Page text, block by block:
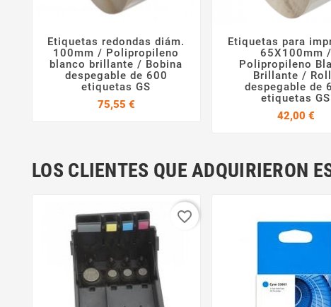
 
Etiquetas redondas diám.
100mm / Polipropileno
blanco brillante / Bobina
despegable de 600
etiquetas GS
75,55 €Precio
 
Etiquetas para
65X100mm /
Polipropileno
Brillante /
despegable de
etiquetas GS
42,00 €
LOS CLIENTES QUE ADQUIRIERON
favorite_border